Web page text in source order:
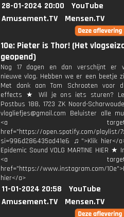
28-01-2024 20:00
YouTube
Amusement.TV
Mensen.TV
10e: Pieter is Thor! (Het
geopend)
Nog 17 dagen en dan verschijnt er
nieuwe vlog. Hebben we er een beetje
Met dank aan Tom Schrooten voor
effects ★ Wil je ons iets sturen?
Postbus 188, 1723 ZK Noord-
vlogliefjes@gmail.com Beluister alle
<a
href="https://open.spotify.com/playlist/
si=996d286435ad41e6 ♫">Klik hier</
Epidemic Sound VOLG MARTINE HIER ★
<a
href="https://www.instagram.com/
hier</a>
11-01-2024 20:58
YouTube
Amusement.TV
Mensen.TV